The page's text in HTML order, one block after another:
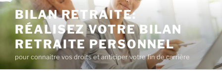
Aller
au
contenu
principal
BILAN RETRAITE:
RÉALISEZ VOTRE BILAN
RETRAITE PERSONNEL
pour connaitre vos droits et anticiper votre fin de carrière